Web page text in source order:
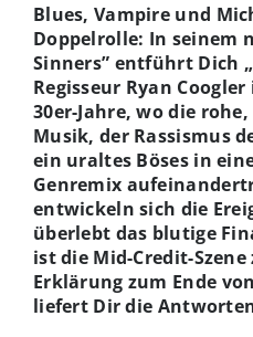
Blues, Vampire und
Doppelrolle: In seinem
Sinners” entführt Dich
Regisseur Ryan
30er-Jahre, wo die
Musik, der Rassismus
ein uraltes Böses in
Genremix
entwickeln sich die
überlebt das blutige
ist die Mid-Credit-
Erklärung zum Ende
liefert Dir die